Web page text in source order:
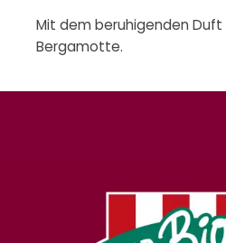
Mit dem beruhigenden Duft
Bergamotte.